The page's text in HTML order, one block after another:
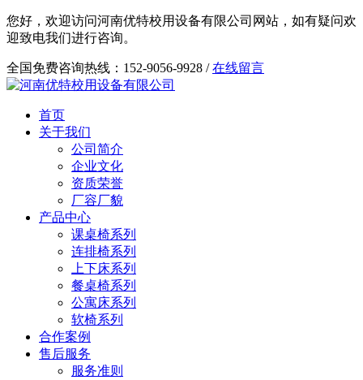
您好，欢迎访问河南优特校用设备有限公司网站，如有疑问欢
迎致电我们进行咨询。
全国免费咨询热线：152-9056-9928 /在线留言
首页
关于我们
公司简介
企业文化
资质荣誉
厂容厂貌
产品中心
课桌椅系列
连排椅系列
上下床系列
餐桌椅系列
公寓床系列
软椅系列
合作案例
售后服务
服务准则